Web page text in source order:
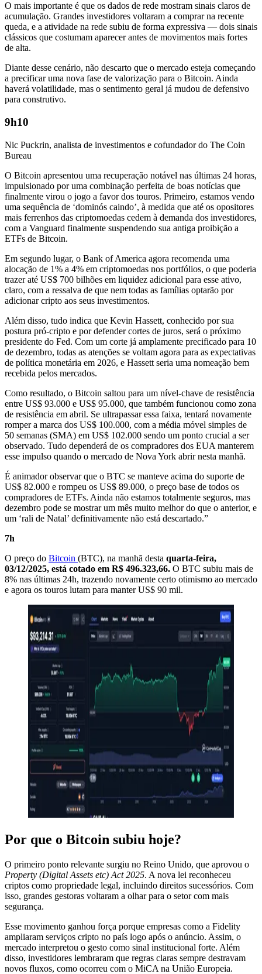
O mais importante é que os dados de rede mostram sinais claros de
acumulação. Grandes investidores voltaram a comprar na recente
queda, e a atividade na rede subiu de forma expressiva — dois sinais
clássicos que costumam aparecer antes de movimentos mais fortes
de alta.
Diante desse cenário, não descarto que o mercado esteja começando
a precificar uma nova fase de valorização para o Bitcoin. Ainda
haverá volatilidade, mas o sentimento geral já mudou de defensivo
para construtivo.
9h10
Nic Puckrin, analista de investimentos e cofundador do The Coin
Bureau
O Bitcoin apresentou uma recuperação notável nas últimas 24 horas,
impulsionado por uma combinação perfeita de boas notícias que
finalmente virou o jogo a favor dos touros. Primeiro, estamos vendo
uma sequência de ‘dominós caindo’, à medida que até os opositores
mais ferrenhos das criptomoedas cedem à demanda dos investidores,
com a Vanguard finalmente suspendendo sua antiga proibição a
ETFs de Bitcoin.
Em segundo lugar, o Bank of America agora recomenda uma
alocação de 1% a 4% em criptomoedas nos portfólios, o que poderia
trazer até US$ 700 bilhões em liquidez adicional para esse ativo,
claro, com a ressalva de que nem todas as famílias optarão por
adicionar cripto aos seus investimentos.
Além disso, tudo indica que Kevin Hassett, conhecido por sua
postura pró-cripto e por defender cortes de juros, será o próximo
presidente do Fed. Com um corte já amplamente precificado para 10
de dezembro, todas as atenções se voltam agora para as expectativas
de política monetária em 2026, e Hassett seria uma nomeação bem
recebida pelos mercados.
Como resultado, o Bitcoin saltou para um nível-chave de resistência
entre US$ 93.000 e US$ 95.000, que também funcionou como zona
de resistência em abril. Se ultrapassar essa faixa, tentará novamente
romper a marca dos US$ 100.000, com a média móvel simples de
50 semanas (SMA) em US$ 102.000 sendo um ponto crucial a ser
observado. Tudo dependerá de os compradores dos EUA manterem
esse impulso quando o mercado de Nova York abrir nesta manhã.
É animador observar que o BTC se manteve acima do suporte de
US$ 82.000 e rompeu os US$ 89.000, o preço base de todos os
compradores de ETFs. Ainda não estamos totalmente seguros, mas
dezembro pode se mostrar um mês muito melhor do que o anterior, e
um ‘rali de Natal’ definitivamente não está descartado.”
7h
O preço do Bitcoin (BTC), na manhã desta quarta-feira,
03/12/2025, está cotado em R$ 496.323,66. O BTC subiu mais de
8% nas últimas 24h, trazendo novamente certo otimismo ao mercado
e agora os touros lutam para manter US$ 90 mil.
Por que o Bitcoin subiu hoje?
O primeiro ponto relevante surgiu no Reino Unido, que aprovou o
Property (Digital Assets etc) Act 2025. A nova lei reconheceu
criptos como propriedade legal, incluindo direitos sucessórios. Com
isso, grandes gestoras voltaram a olhar para o setor com mais
segurança.
Esse movimento ganhou força porque empresas como a Fidelity
ampliaram serviços cripto no país logo após o anúncio. Assim, o
mercado interpretou o gesto como sinal institucional forte. Além
disso, investidores lembraram que regras claras sempre destravam
novos fluxos, como ocorreu com o MiCA na União Europeia.